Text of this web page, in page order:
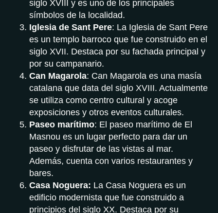
siglo XVIII y es uno de los principales
símbolos de la localidad.
Iglesia de Sant Pere: La Iglesia de Sant Pere
es un templo barroco que fue construido en el
siglo XVII. Destaca por su fachada principal y
por su campanario.
Can Magarola: Can Magarola es una masía
catalana que data del siglo XVIII. Actualmente
se utiliza como centro cultural y acoge
exposiciones y otros eventos culturales.
Paseo marítimo: El paseo marítimo de El
Masnou es un lugar perfecto para dar un
paseo y disfrutar de las vistas al mar.
Además, cuenta con varios restaurantes y
bares.
Casa Noguera: La Casa Noguera es un
edificio modernista que fue construido a
principios del siglo XX. Destaca por su